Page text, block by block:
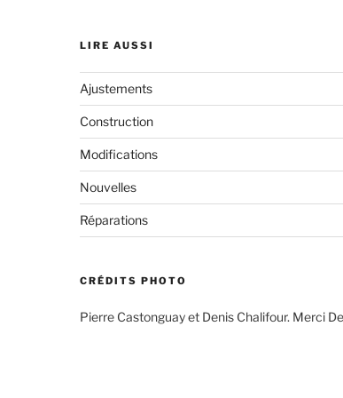
LIRE AUSSI
Ajustements
Construction
Modifications
Nouvelles
Réparations
CRÉDITS PHOTO
Pierre Castonguay et Denis Chalifour. Merci